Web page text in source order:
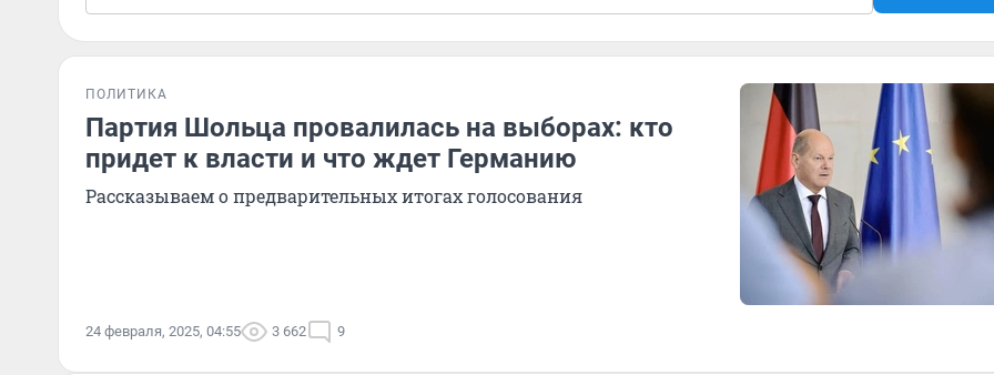
ПОЛИТИКА
Партия Шольца провалилась на выборах: кто
придет к власти и что ждет Германию
Рассказываем о предварительных итогах голосования
24 февраля, 2025, 04:55 3 662 9